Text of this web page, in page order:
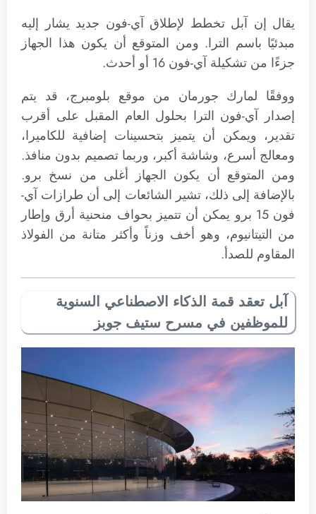
يقال إن آبل تخطط لإطلاق آي-فون جديد يشار إليه
مبدئيًا باسم الترا. ومن المتوقع أن يكون هذا الجهاز
جزءًا من تشكيلة آي-فون 16 أو أحدث.
ووفقًا لمارك جورمان من موقع بلومبرج، قد يتم
إصدار آي-فون الترا بحلول العام المقبل على أقرب
تقدير، ويمكن أن يتميز بتحسينات إضافية للكاميرا،
ومعالج أسرع، وشاشة أكبر، وربما تصميم بدون منافذ.
ومن المتوقع أن يكون الجهاز أغلى من نسخ برو.
بالإضافة إلى ذلك، تشير الشائعات إلى أن طرازات آي-
فون 15 برو يمكن أن تتميز بحواف منحنية أرق وإطار
من التيتانيوم، وهو أخف وزناً وأكثر متانة من الفولاذ
المقاوم للصدأ.
آبل تعقد قمة الذكاء الاصطناعي السنوية
للموظفين في مسرح ستيف جوبز